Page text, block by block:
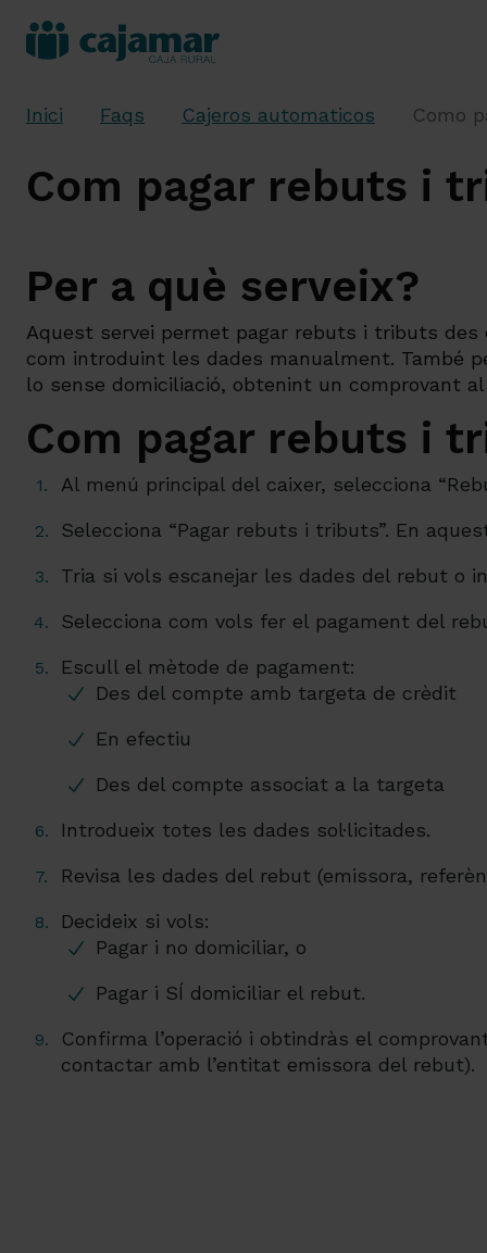
Inici Faqs Cajeros automaticos Como
Com pagar rebuts i
Per a què serveix?
Aquest servei permet pagar rebuts i tributs
com introduint les dades manualment. També
lo sense domiciliació, obtenint un comprovant al
Com pagar rebuts i
Al menú principal del caixer, selecciona
Selecciona “Pagar rebuts i tributs”. En
Tria si vols escanejar les dades del rebut o
Selecciona com vols fer el pagament del
Escull el mètode de pagament:
Des del compte amb targeta de crèdit
En efectiu
Des del compte associat a la targeta
Introdueix totes les dades sol·licitades.
Revisa les dades del rebut (emissora,
Decideix si vols:
Pagar i no domiciliar, o
Pagar i SÍ domiciliar el rebut.
Confirma l’operació i obtindràs el
contactar amb l’entitat emissora del rebut).